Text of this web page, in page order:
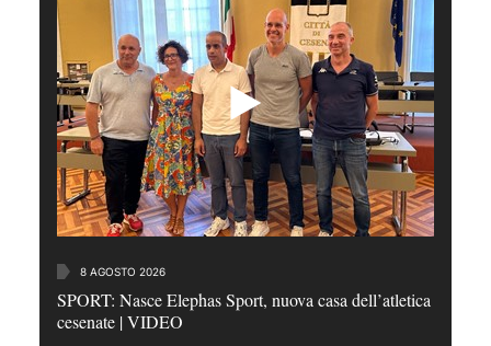
8 AGOSTO 2026
SPORT: Nasce Elephas Sport, nuova casa dell’atletica
cesenate | VIDEO